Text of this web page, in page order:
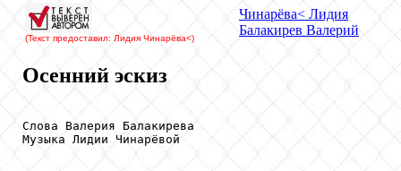
(Текст предоставил: Лидия Чинарёва<)
Чинарёва< Лидия
Балакирев Валерий
Осенний эскиз
Слова Валерия Балакирева
Музыка Лидии Чинарёвой